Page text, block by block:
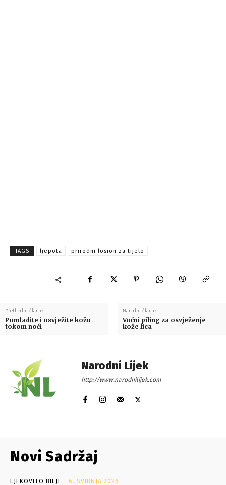
TAGS ljepota prirodni losion za tijelo
Prethodni članak
Pomladite i osvježite kožu
tokom noći
Naredni članak
Voćni piling za osvježenje
kože lica
Narodni Lijek
http://www.narodnilijek.com
Novi Sadržaj
LJEKOVITO BILJE 6. SVIBNJA 2026.